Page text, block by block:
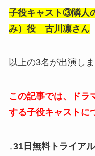
子役キャスト③隣人
み）役 古川凛さん
以上の3名が出演しま
この記事では、ドラ
する子役キャストに
↓31日無料トライア